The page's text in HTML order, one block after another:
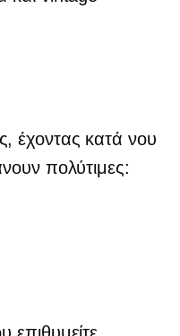
έχοντας κατά νου
πολύτιμες: